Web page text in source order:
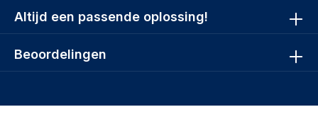
Altijd een passende oplossing!
Beoordelingen